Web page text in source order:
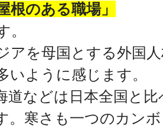
根のある職場」
。
アを母国とする外国
いように感じます。
道などは日本全国と
。寒さも一つのカン